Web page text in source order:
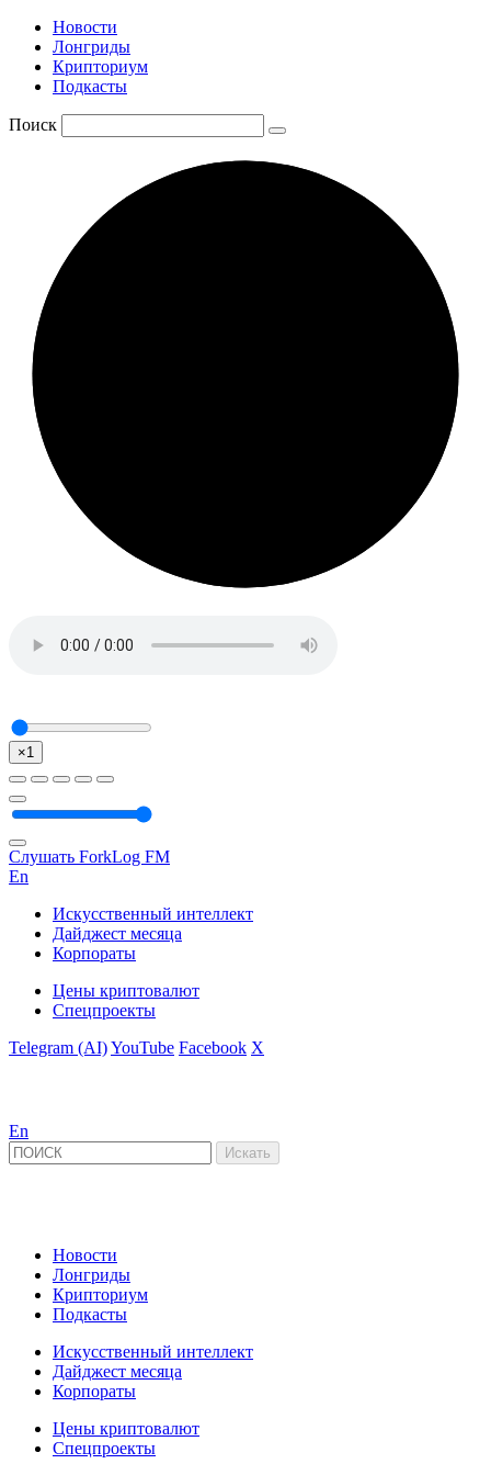
Новости
Лонгриды
Крипториум
Подкасты
Поиск
×1
Слушать ForkLog FM
En
Искусственный интеллект
Дайджест месяца
Корпораты
Цены криптовалют
Спецпроекты
Telegram (AI)YouTube Facebook X
En
Новости
Лонгриды
Крипториум
Подкасты
Искусственный интеллект
Дайджест месяца
Корпораты
Цены криптовалют
Спецпроекты